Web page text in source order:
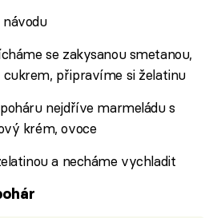
se zakysanou smetanou,
připravíme si želatinu
nejdříve marmeládu s
krém, ovoce
a necháme vychladit